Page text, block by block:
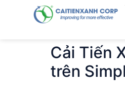
Cải Tiến
trên